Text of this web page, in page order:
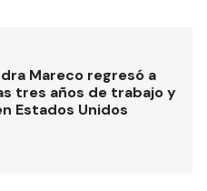
Mareco regresó a
tres años de trabajo y
Estados Unidos